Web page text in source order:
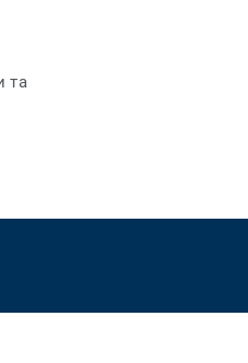
та